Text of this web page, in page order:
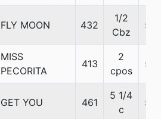
FLY MOON 432
1/2
Cbz
56
MISS
PECORITA
413
2
cpos
58
GET YOU 461
5 1/4
c
58